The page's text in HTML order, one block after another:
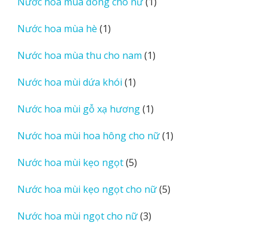
phẩm
Nước hoa mùa hè 11
phẩm
Nước hoa mùa thu cho nam 11
Nước hoa mùi dứa khói 11
phẩm
Nước hoa mùi gỗ xạ hương 11
phẩm
Nước hoa mùi hoa hông cho nữ 11
Nước hoa mùi kẹo ngọt 55
phẩm
Nước hoa mùi kẹo ngọt cho nữ 55
Nước hoa mùi ngọt cho nữ 33